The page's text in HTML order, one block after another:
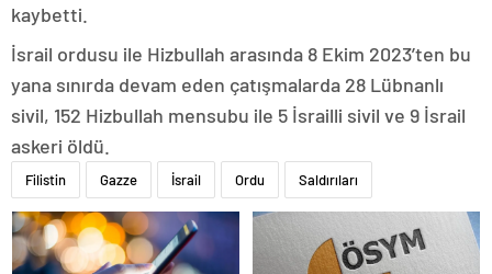
kaybetti.
İsrail ordusu ile Hizbullah arasında 8 Ekim 2023’ten bu
yana sınırda devam eden çatışmalarda 28 Lübnanlı
sivil, 152 Hizbullah mensubu ile 5 İsrailli sivil ve 9 İsrail
askeri öldü.
Filistin Gazze İsrail Ordu Saldırıları